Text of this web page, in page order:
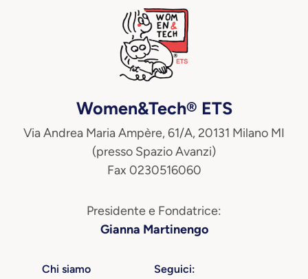
Women&Tech® ETS
Via Andrea Maria Ampère, 61/A, 20131 Milano MI
(presso Spazio Avanzi)
Fax 0230516060
Presidente e Fondatrice:
Gianna Martinengo
Chi siamo Seguici: